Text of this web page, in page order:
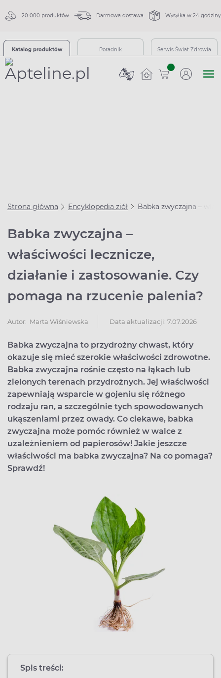
20 000 produktów Darmowa dostawa Wysyłka w 24 godziny
Katalog produktów Poradnik Serwis Świat Zdrowia
sztuk
Strona główna Encyklopedia ziół Babka zwyczajna –
Babka zwyczajna –
właściwości lecznicze,
działanie i zastosowanie. Czy
pomaga na rzucenie palenia?
Autor: Marta Wiśniewska Data aktualizacji: 7.07.2026
Babka zwyczajna to przydrożny chwast, który
okazuje się mieć szerokie właściwości zdrowotne.
Babka zwyczajna rośnie często na łąkach lub
zielonych terenach przydrożnych. Jej właściwości
zapewniają wsparcie w gojeniu się różnego
rodzaju ran, a szczególnie tych spowodowanych
ukąszeniami przez owady. Co ciekawe, babka
zwyczajna może pomóc również w walce z
uzależnieniem od papierosów! Jakie jeszcze
właściwości ma babka zwyczajna? Na co pomaga?
Sprawdź!
Spis treści: